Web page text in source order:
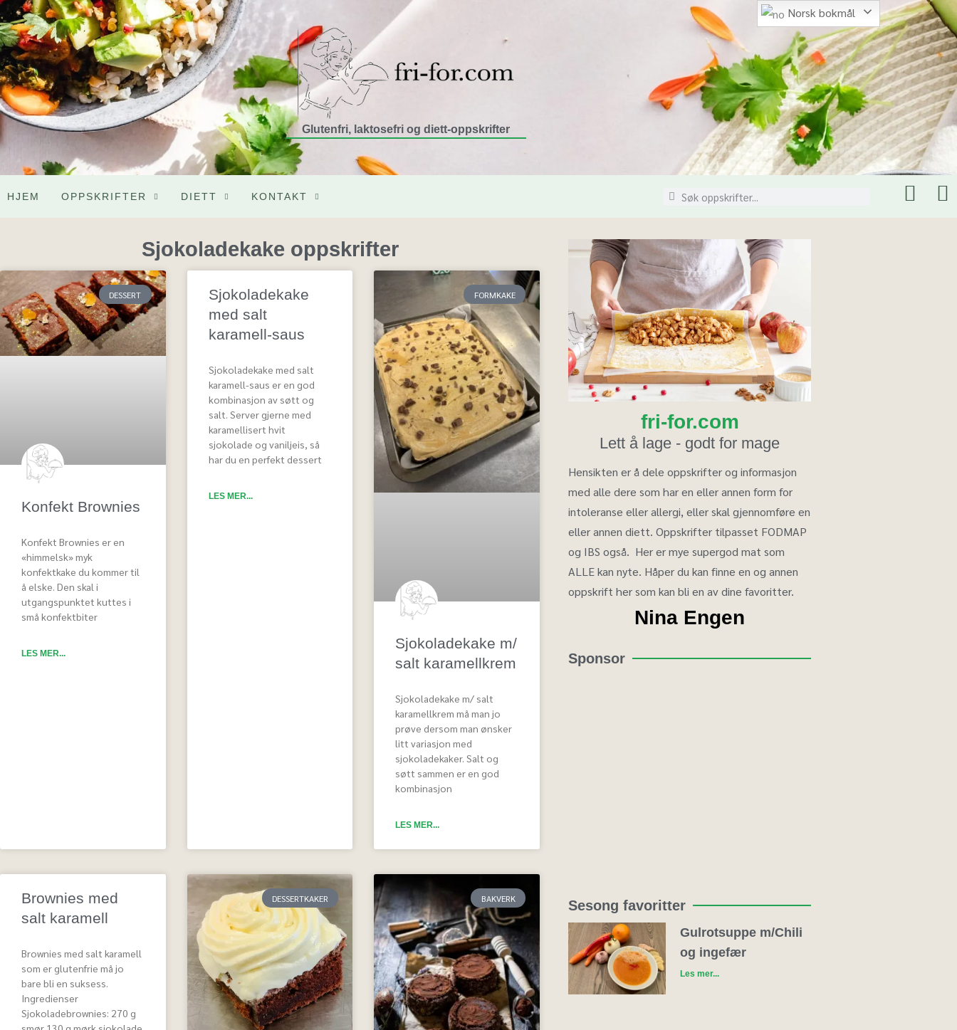
Glutenfri, laktosefri og diett-oppskrifter
HJEM OPPSKRIFTER DIETT KONTAKT
Sjokoladekake oppskrifter
DESSERT
Konfekt Brownies
Konfekt Brownies er en
«himmelsk» myk
konfektkake du kommer til
å elske. Den skal i
utgangspunktet kuttes i
små konfektbiter
LES MER...
Sjokoladekake
med salt
karamell-saus
Sjokoladekake med salt
karamell-saus er en god
kombinasjon av søtt og
salt. Server gjerne med
karamellisert hvit
sjokolade og vaniljeis, så
har du en perfekt dessert
LES MER...
FORMKAKE
Sjokoladekake m/
salt karamellkrem
Sjokoladekake m/ salt
karamellkrem må man jo
prøve dersom man ønsker
litt variasjon med
sjokoladekaker. Salt og
søtt sammen er en god
kombinasjon
LES MER...
Brownies med
salt karamell
Brownies med salt karamell
som er glutenfrie må jo
bare bli en suksess.
Ingredienser
Sjokoladebrownies: 270 g
DESSERTKAKER BAKVERK
fri-for.com
Lett å lage - godt for mage
Hensikten er å dele oppskrifter og informasjon
med alle dere som har en eller annen form for
intoleranse eller allergi, eller skal gjennomføre en
eller annen diett. Oppskrifter tilpasset FODMAP
og IBS også. Her er mye supergod mat som
ALLE kan nyte. Håper du kan finne en og annen
oppskrift her som kan bli en av dine favoritter.
Nina Engen
Sponsor
Sesong favoritter
Gulrotsuppe m/Chili
og ingefær
Les mer...
Norsk bokmål